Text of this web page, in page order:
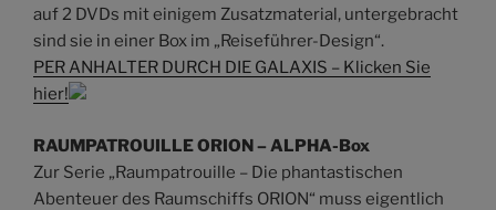
auf 2 DVDs mit einigem Zusatzmaterial, untergebracht
sind sie in einer Box im „Reiseführer-Design“.
PER ANHALTER DURCH DIE GALAXIS – Klicken Sie
hier!
RAUMPATROUILLE ORION – ALPHA-Box
Zur Serie „Raumpatrouille – Die phantastischen
Abenteuer des Raumschiffs ORION“ muss eigentlich